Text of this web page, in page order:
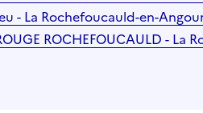
- La Rochefoucauld-en-
ROCHEFOUCAULD -